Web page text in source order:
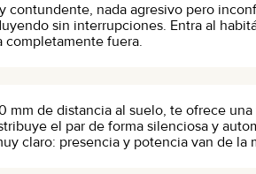
contundente, nada agresivo pero
sin interrupciones. Entra al
completamente fuera.
de distancia al suelo, te ofrece
el par de forma silenciosa y
claro: presencia y potencia van de la